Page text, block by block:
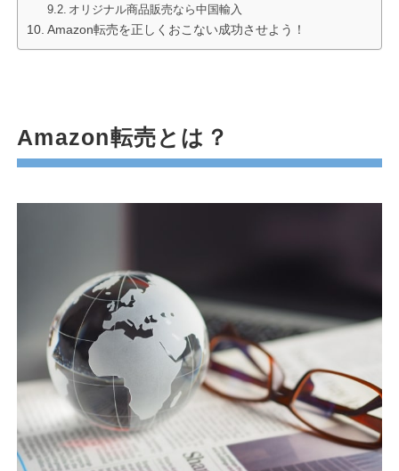
オリジナル商品販売なら中国輸入
Amazon転売を正しくおこない成功させよう！
Amazon転売とは？